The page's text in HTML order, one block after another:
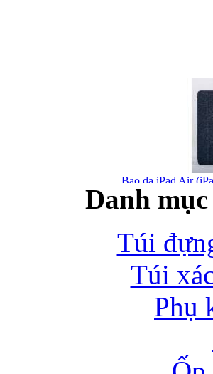
Bao da iPad Air
Bao da iPad Air
Danh
Túi
Túi
Phụ